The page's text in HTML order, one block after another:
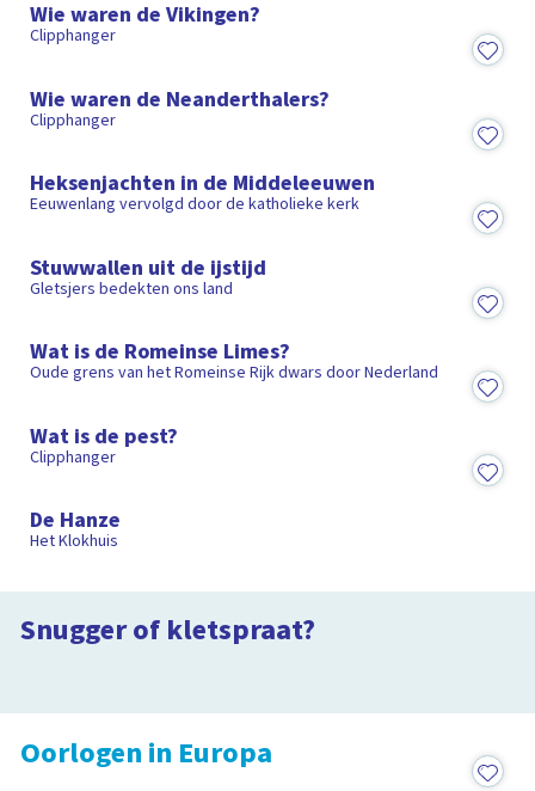
Wie waren de Vikingen?
Clipphanger
Wie waren de Neanderthalers?
Clipphanger
Heksenjachten in de Middeleeuwen
Eeuwenlang vervolgd door de katholieke kerk
Stuwwallen uit de ijstijd
Gletsjers bedekten ons land
Wat is de Romeinse Limes?
Oude grens van het Romeinse Rijk dwars door Nederland
Wat is de pest?
Clipphanger
De Hanze
Het Klokhuis
Snugger of kletspraat?
af met steentjes
Is het snugger of kletspraat?
IJsland is gemaakt van ijs
Is het snugger of kletspraat?
Oorlogen in Europa